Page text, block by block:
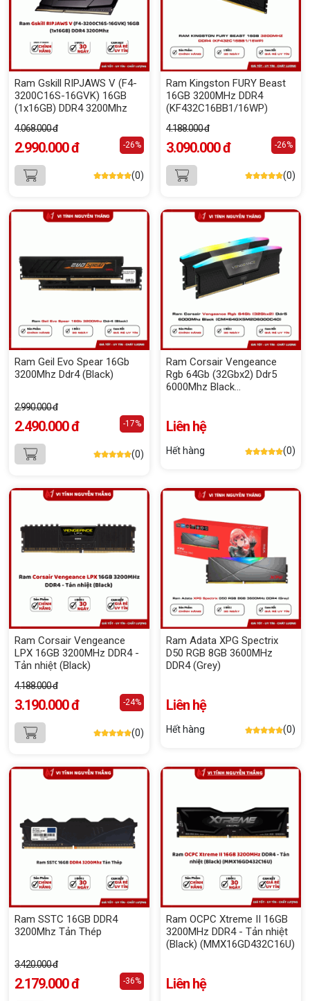
Ram Gskill RIPJAWS V (F4-
3200C16S-16GVK) 16GB
(1x16GB) DDR4 3200Mhz
4.068.000 đ
2.990.000 đ -26%
(0)
Ram Kingston FURY Beast
16GB 3200MHz DDR4
(KF432C16BB1/16WP)
4.188.000 đ
3.090.000 đ -26%
(0)
Ram Geil Evo Spear 16Gb
3200Mhz Ddr4 (Black)
2.990.000 đ
2.490.000 đ -17%
(0)
Ram Corsair Vengeance
Rgb 64Gb (32Gbx2) Ddr5
6000Mhz Black
Liên hệ
Hết hàng (0)
Ram Corsair Vengeance
LPX 16GB 3200MHz DDR4 -
Tản nhiệt (Black)
4.188.000 đ
3.190.000 đ -24%
(0)
Ram Adata XPG Spectrix
D50 RGB 8GB 3600MHz
DDR4 (Grey)
Liên hệ
Hết hàng (0)
Ram SSTC 16GB DDR4
3200Mhz Tản Thép
3.420.000 đ
2.179.000 đ -36%
Ram OCPC Xtreme II 16GB
3200MHz DDR4 - Tản nhiệt
(Black) (MMX16GD432C16U)
Liên hệ